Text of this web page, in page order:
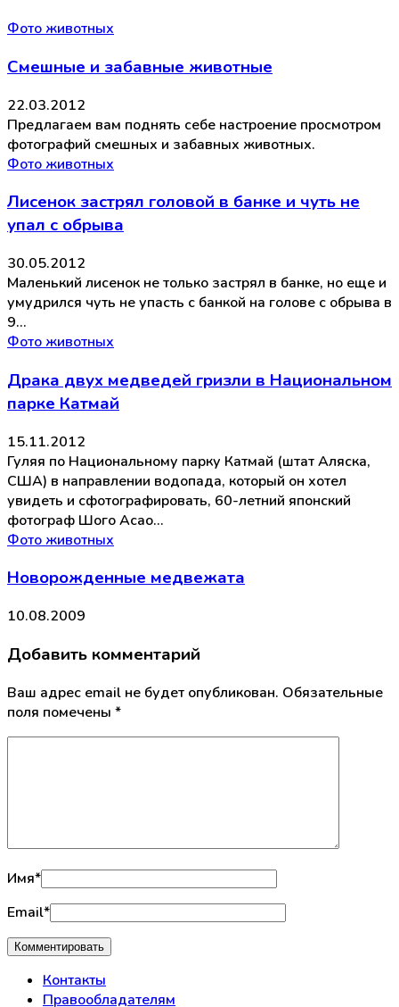
Фото животных
Смешные и забавные животные
22.03.2012
Предлагаем вам поднять себе настроение просмотром
фотографий смешных и забавных животных.
Фото животных
Лисенок застрял головой в банке и чуть не
упал с обрыва
30.05.2012
Маленький лисенок не только застрял в банке, но еще и
умудрился чуть не упасть с банкой на голове с обрыва в
9…
Фото животных
Драка двух медведей гризли в Национальном
парке Катмай
15.11.2012
Гуляя по Национальному парку Катмай (штат Аляска,
США) в направлении водопада, который он хотел
увидеть и сфотографировать, 60-летний японский
фотограф Шого Асао…
Фото животных
Новорожденные медвежата
10.08.2009
Добавить комментарий
Ваш адрес email не будет опубликован. Обязательные
поля помечены *
Имя*
Email*
Контакты
Правообладателям